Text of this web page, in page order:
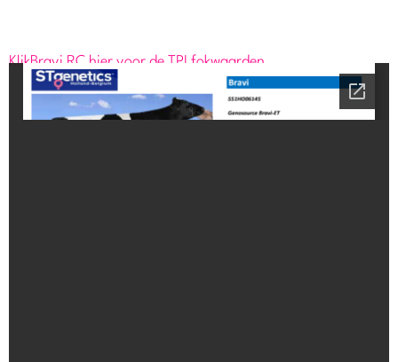
KlikBravi RC hier voor de TPI fokwaarden